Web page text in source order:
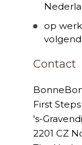
op
Contact
First
's-
2201 CZ